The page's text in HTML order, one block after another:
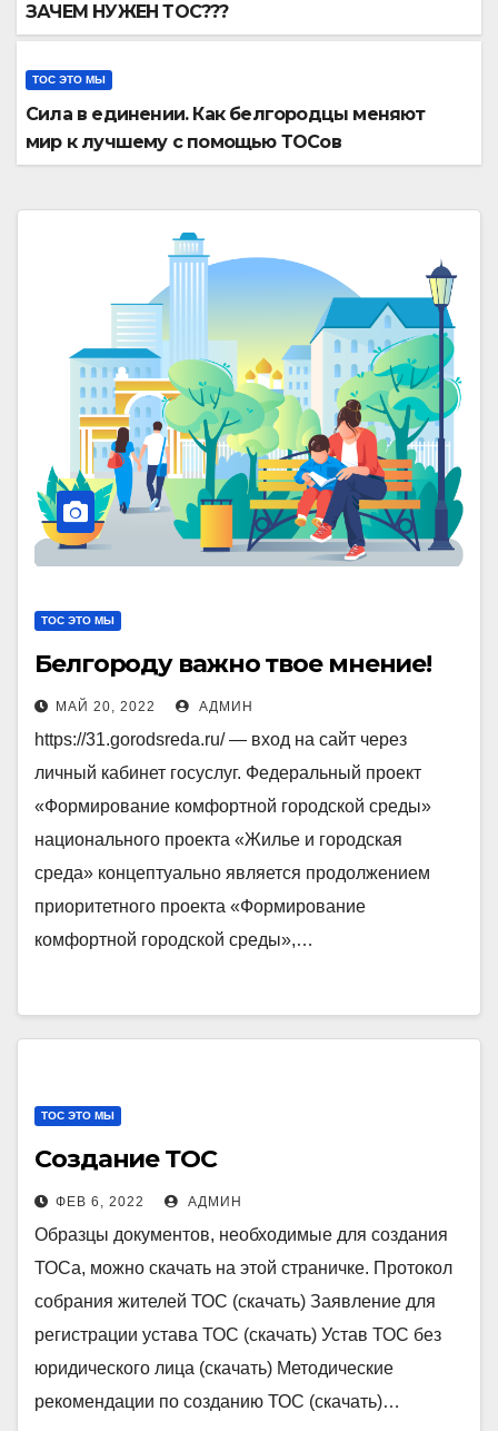
ЗАЧЕМ НУЖЕН ТОС???
ТОС ЭТО МЫ
Сила в единении. Как белгородцы меняют
мир к лучшему с помощью ТОСов
ТОС ЭТО МЫ
Белгороду важно твое мнение!
МАЙ 20, 2022 АДМИН
https://31.gorodsreda.ru/ — вход на сайт через
личный кабинет госуслуг. Федеральный проект
«Формирование комфортной городской среды»
национального проекта «Жилье и городская
среда» концептуально является продолжением
приоритетного проекта «Формирование
комфортной городской среды»,…
ТОС ЭТО МЫ
Создание ТОС
ФЕВ 6, 2022 АДМИН
Образцы документов, необходимые для создания
ТОСа, можно скачать на этой страничке. Протокол
собрания жителей ТОС (скачать) Заявление для
регистрации устава ТОС (скачать) Устав ТОС без
юридического лица (скачать) Методические
рекомендации по созданию ТОС (скачать)…